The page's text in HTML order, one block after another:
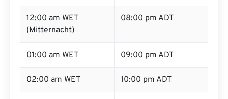
12:00 am WET
(Mitternacht)
08:00 pm ADT
01:00 am WET 09:00 pm ADT
02:00 am WET 10:00 pm ADT